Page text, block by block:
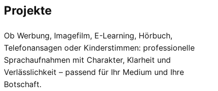
Projekte
Ob Werbung, Imagefilm, E-Learning, Hörbuch,
Telefonansagen oder Kinderstimmen: professionelle
Sprachaufnahmen mit Charakter, Klarheit und
Verlässlichkeit – passend für Ihr Medium und Ihre
Botschaft.